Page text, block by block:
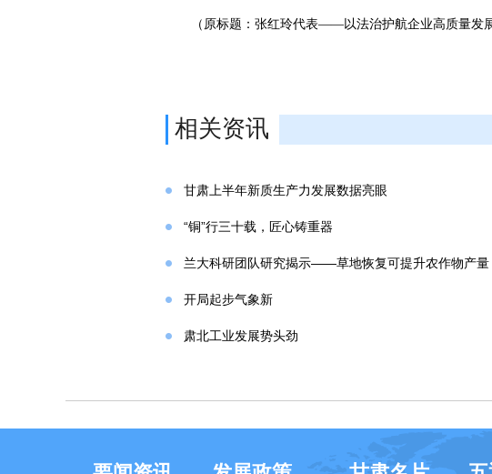
（原标题：张红玲代表——以法治护航企业高质量发展
相关资讯
甘肃上半年新质生产力发展数据亮眼
“铜”行三十载，匠心铸重器
兰大科研团队研究揭示——草地恢复可提升农作物产量
开局起步气象新
肃北工业发展势头劲